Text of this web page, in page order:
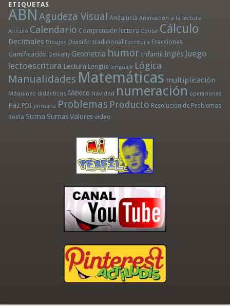
ETIQUETAS
ABN Agudeza Visual Andalucía Animación a la lectura
Artículo Calendario Comprensión lectora Contar Cálculo
Decimales Dibujos División tradicional Escritura Fracciones
Gamificación Genially Geometría humor Infantil Inglés Juego
lectoescritura Lectura Lengua lenguaje Lógica
Manualidades Matemáticas multiplicación
Máquinas didácticas México Navidad numeración operaciones
Paz PDI primaria Problemas Producto Resolución de Problemas
Resta Suma Sumas Valores vídeo